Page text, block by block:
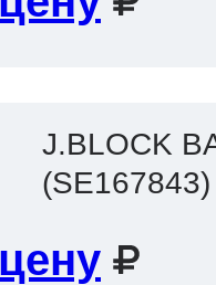
J.BLOCK
(SE167843)